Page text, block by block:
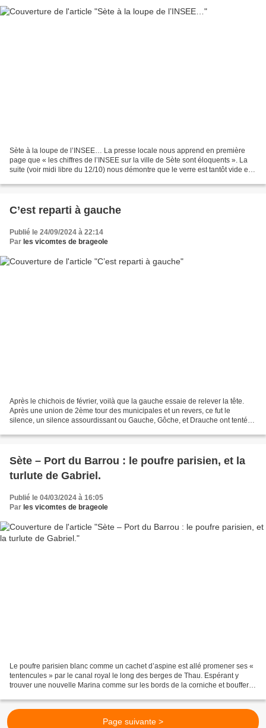
Sète à la loupe de l’INSEE… La presse locale nous apprend en première
page que « les chiffres de l’INSEE sur la ville de Sète sont éloquents ». La
suite (voir midi libre du 12/10) nous démontre que le verre est tantôt vide et
C’est reparti à gauche
Publié le 24/09/2024 à 22:14
Par les vicomtes de brageole
Après le chichois de février, voilà que la gauche essaie de relever la tête.
Après une union de 2ème tour des municipales et un revers, ce fut le
silence, un silence assourdissant ou Gauche, Gôche, et Drauche ont tenté
Sète – Port du Barrou : le poufre parisien, et la
turlute de Gabriel.
Publié le 04/03/2024 à 16:05
Par les vicomtes de brageole
Le poufre parisien blanc comme un cachet d’aspine est allé promener ses «
tentencules » par le canal royal le long des berges de Thau. Espérant y
trouver une nouvelle Marina comme sur les bords de la corniche et bouffer
Page suivante >